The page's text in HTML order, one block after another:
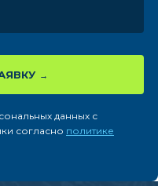
данных с
согласно политике